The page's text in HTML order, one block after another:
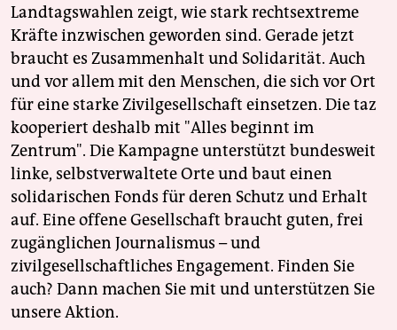
Landtagswahlen zeigt, wie stark rechtsextreme
Kräfte inzwischen geworden sind. Gerade jetzt
braucht es Zusammenhalt und Solidarität. Auch
und vor allem mit den Menschen, die sich vor Ort
für eine starke Zivilgesellschaft einsetzen. Die taz
kooperiert deshalb mit "Alles beginnt im
Zentrum". Die Kampagne unterstützt bundesweit
linke, selbstverwaltete Orte und baut einen
solidarischen Fonds für deren Schutz und Erhalt
auf. Eine offene Gesellschaft braucht guten, frei
zugänglichen Journalismus – und
zivilgesellschaftliches Engagement. Finden Sie
auch? Dann machen Sie mit und unterstützen Sie
unsere Aktion.